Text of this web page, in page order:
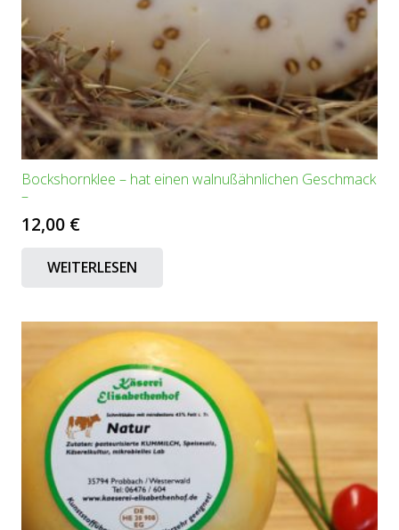
Bockshornklee – hat einen walnußähnlichen Geschmack
–
12,00 €
WEITERLESEN